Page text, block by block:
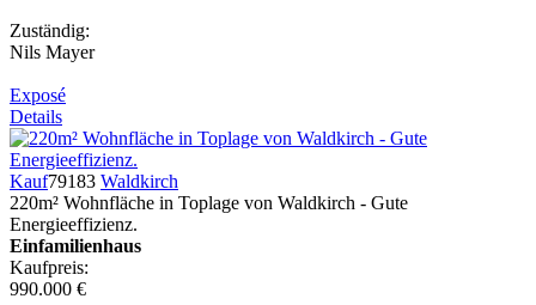
Zuständig:
Nils Mayer
Exposé
Details
Kauf79183 Waldkirch
220m² Wohnfläche in Toplage von Waldkirch - Gute
Energieeffizienz.
Einfamilienhaus
Kaufpreis:
990.000 €